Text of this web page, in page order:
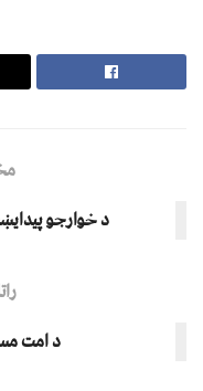
د خوارجو
د امت